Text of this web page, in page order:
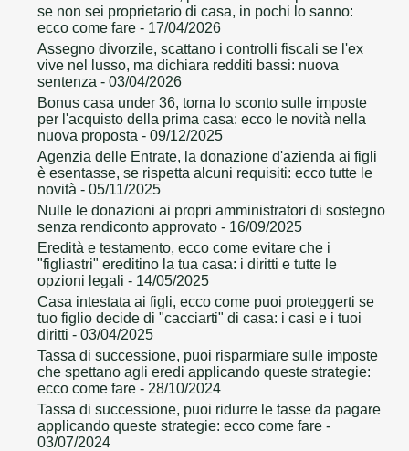
se non sei proprietario di casa, in pochi lo sanno:
ecco come fare - 17/04/2026
Assegno divorzile, scattano i controlli fiscali se l'ex
vive nel lusso, ma dichiara redditi bassi: nuova
sentenza - 03/04/2026
Bonus casa under 36, torna lo sconto sulle imposte
per l'acquisto della prima casa: ecco le novità nella
nuova proposta - 09/12/2025
Agenzia delle Entrate, la donazione d'azienda ai figli
è esentasse, se rispetta alcuni requisiti: ecco tutte le
novità - 05/11/2025
Nulle le donazioni ai propri amministratori di sostegno
senza rendiconto approvato - 16/09/2025
Eredità e testamento, ecco come evitare che i
"figliastri" ereditino la tua casa: i diritti e tutte le
opzioni legali - 14/05/2025
Casa intestata ai figli, ecco come puoi proteggerti se
tuo figlio decide di "cacciarti" di casa: i casi e i tuoi
diritti - 03/04/2025
Tassa di successione, puoi risparmiare sulle imposte
che spettano agli eredi applicando queste strategie:
ecco come fare - 28/10/2024
Tassa di successione, puoi ridurre le tasse da pagare
applicando queste strategie: ecco come fare -
03/07/2024